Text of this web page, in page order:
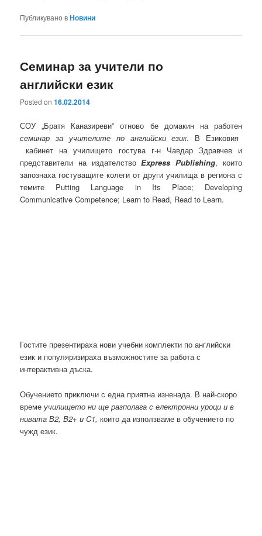
Публикувано вНовини
Семинар за учители по
английски език
Posted on16.02.2014
СОУ „Братя Каназиреви” отново бе домакин на работен
семинар за учителите по английски език. В Езиковия
кабинет на училището гостува г-н Чавдар Здравчев и
представители на издателствоExpress Publishing, които
запознаха гостуващите колеги от други училища в региона с
темите Putting Language in Its Place; Developing
Communicative Competence; Learn to Read, Read to Learn.
Гостите презентираха нови учебни комплекти по английски
език и популяризираха възможностите за работа с
интерактивна дъска.
Обучението приключи с една приятна изненада. В най-скоро
времеучилището ни ще разполага с електронни уроци и в
нивата В2, B2+ и C1, които да използваме в обучението по
чужд език.